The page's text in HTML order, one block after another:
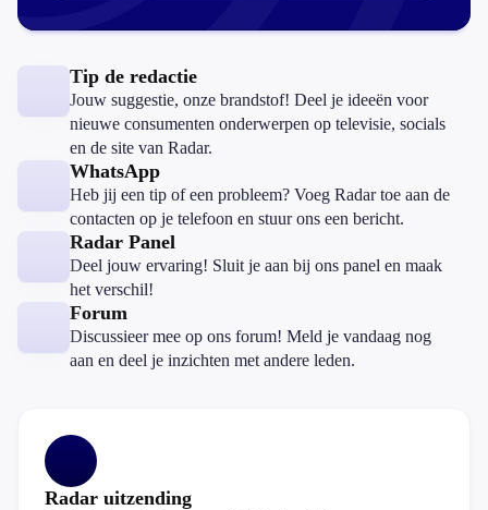
Tip de redactie
Jouw suggestie, onze brandstof! Deel je ideeën voor
nieuwe consumenten onderwerpen op televisie, socials
en de site van Radar.
WhatsApp
Heb jij een tip of een probleem? Voeg Radar toe aan de
contacten op je telefoon en stuur ons een bericht.
Radar Panel
Deel jouw ervaring! Sluit je aan bij ons panel en maak
het verschil!
Forum
Discussieer mee op ons forum! Meld je vandaag nog
aan en deel je inzichten met andere leden.
Radar uitzending